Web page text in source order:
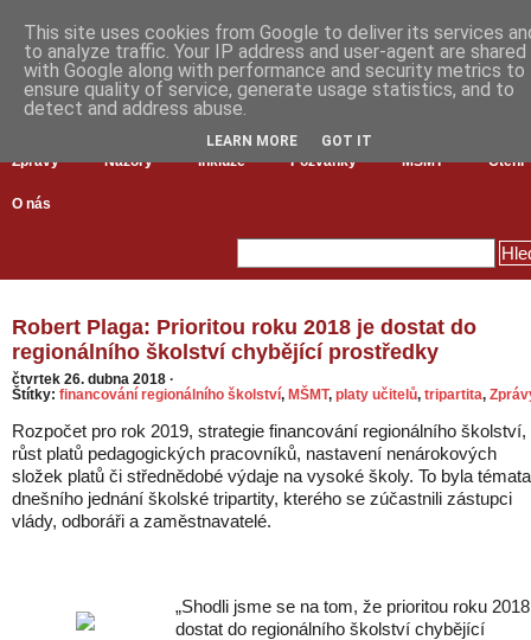
Zprávy Názory Inkluze Pozvánky MŠMT Čtení
O nás
Robert Plaga: Prioritou roku 2018 je dostat do
regionálního školství chybějící prostředky
čtvrtek 26. dubna 2018 ·
Štítky: financování regionálního školství, MŠMT, platy učitelů, tripartita,
Rozpočet pro rok 2019, strategie financování regionálního školství,
růst platů pedagogických pracovníků, nastavení nenárokových
složek platů či střednědobé výdaje na vysoké školy. To byla témata
dnešního jednání školské tripartity, kterého se zúčastnili zástupci
vlády, odboráři a zaměstnavatelé.
„Shodli jsme se na tom, že prioritou roku
dostat do regionálního školství chybějící
This site uses cookies from Google to deliver its services
to analyze traffic. Your IP address and user-agent are shared
with Google along with performance and security metrics to
ensure quality of service, generate usage statistics, and to
detect and address abuse.
LEARN MORE GOT IT